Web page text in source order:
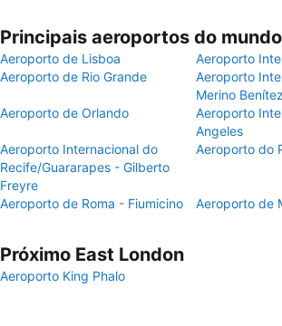
Principais aeroportos do mundo
Aeroporto de Lisboa
Aeroporto
Aeroporto de Rio Grande
Aeroporto
Merino Benítez
Aeroporto de Orlando
Aeroporto
Angeles
Aeroporto Internacional do
Recife/Guararapes - Gilberto
Freyre
Aeroporto do
Aeroporto de Roma - Fiumicino Aeroporto de
Próximo East London
Aeroporto King Phalo